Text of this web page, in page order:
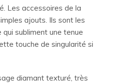
Les accessoires de la
ajouts. Ils sont les
subliment une tenue
touche de singularité si
diamant texturé, très